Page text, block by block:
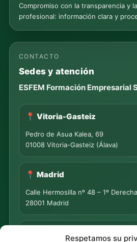
Respetamos su
Compromiso con la transparencia y
profesional: información clara y
CONTACTO
Sedes y atención
ESFEM Formación Empresarial
📍 Vitoria-Gasteiz
Pedro de Asua Kalea, 69
01008 Vitoria-Gasteiz (Álava)
📍 Madrid
Calle Hermosilla nº 48 – 1º Derecha
28001 Madrid